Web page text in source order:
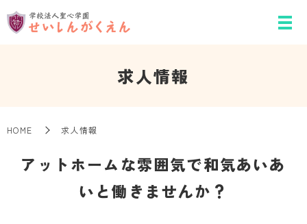
求人情報
HOME 求人情報
アットホームな雰囲気で和気あいあ
いと働きませんか？